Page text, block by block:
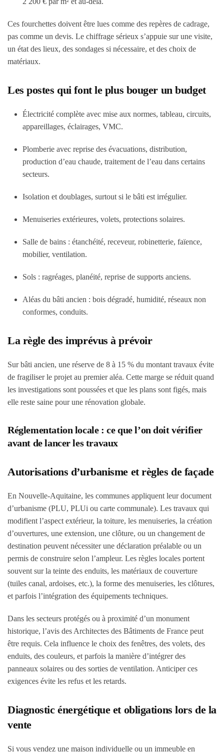
Ces fourchettes doivent être lues comme des repères de cadrage,
pas comme un devis. Le chiffrage sérieux s’appuie sur une visite,
un état des lieux, des sondages si nécessaire, et des choix de
matériaux.
Les postes qui font le plus bouger un budget
Électricité complète avec mise aux normes, tableau, circuits,
appareillages, éclairages, VMC.
Plomberie avec reprise des évacuations, distribution,
production d’eau chaude, traitement de l’eau dans certains
secteurs.
Isolation et doublages, surtout si le bâti est irrégulier.
Menuiseries extérieures, volets, protections solaires.
Salle de bains : étanchéité, receveur, robinetterie, faïence,
mobilier, ventilation.
Sols : ragréages, planéité, reprise de supports anciens.
Aléas du bâti ancien : bois dégradé, humidité, réseaux non
conformes, conduits.
La règle des imprévus à prévoir
Sur bâti ancien, une réserve de 8 à 15 % du montant travaux évite
de fragiliser le projet au premier aléa. Cette marge se réduit quand
les investigations sont poussées et que les plans sont figés, mais
elle reste saine pour une rénovation globale.
Réglementation locale : ce que l’on doit vérifier
avant de lancer les travaux
Autorisations d’urbanisme et règles de façade
En Nouvelle-Aquitaine, les communes appliquent leur document
d’urbanisme (PLU, PLUi ou carte communale). Les travaux qui
modifient l’aspect extérieur, la toiture, les menuiseries, la création
d’ouvertures, une extension, une clôture, ou un changement de
destination peuvent nécessiter une déclaration préalable ou un
permis de construire selon l’ampleur. Les règles locales portent
souvent sur la teinte des enduits, les matériaux de couverture
(tuiles canal, ardoises, etc.), la forme des menuiseries, les clôtures,
et parfois l’intégration des équipements techniques.
Dans les secteurs protégés ou à proximité d’un monument
historique, l’avis des Architectes des Bâtiments de France peut
être requis. Cela influence le choix des fenêtres, des volets, des
enduits, des couleurs, et parfois la manière d’intégrer des
panneaux solaires ou des sorties de ventilation. Anticiper ces
exigences évite les refus et les retards.
Diagnostic énergétique et obligations lors de la
vente
Si vous vendez une maison individuelle ou un immeuble en